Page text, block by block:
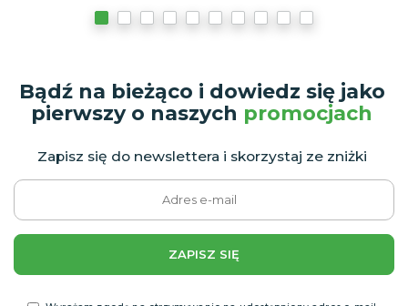
Bądź na bieżąco i dowiedz się jako
pierwszy o naszych promocjach
Zapisz się do newslettera i skorzystaj ze zniżki
ZAPISZ SIĘ